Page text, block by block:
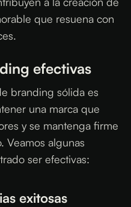
que resuena con
efectivas
branding sólida es
una marca que
y se mantenga firme
Veamos algunas
ser efectivas:
exitosas